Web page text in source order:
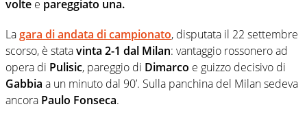
volte e pareggiato una.
Lagara di andata di campionato, disputata il 22 settembre
scorso, è statavinta 2-1 dal Milan: vantaggio rossonero ad
opera di Pulisic, pareggio di Dimarco e guizzo decisivo di
Gabbia a un minuto dal 90’. Sulla panchina del Milan sedeva
ancora Paulo Fonseca.